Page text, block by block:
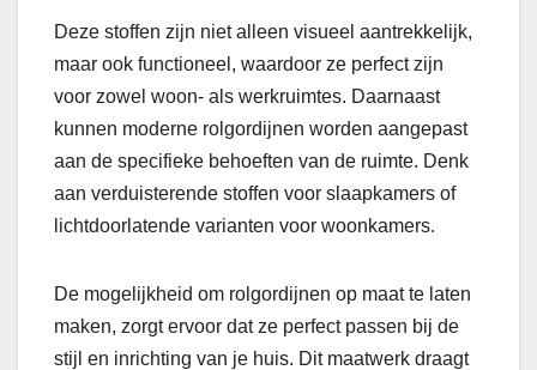
Deze stoffen zijn niet alleen visueel aantrekkelijk,
maar ook functioneel, waardoor ze perfect zijn
voor zowel woon- als werkruimtes. Daarnaast
kunnen moderne rolgordijnen worden aangepast
aan de specifieke behoeften van de ruimte. Denk
aan verduisterende stoffen voor slaapkamers of
lichtdoorlatende varianten voor woonkamers.
De mogelijkheid om rolgordijnen op maat te laten
maken, zorgt ervoor dat ze perfect passen bij de
stijl en inrichting van je huis. Dit maatwerk draagt